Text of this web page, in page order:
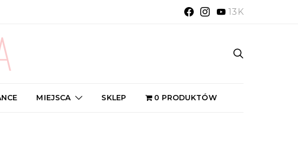
13K
MIEJSCA SKLEP 0 PRODUKTÓW